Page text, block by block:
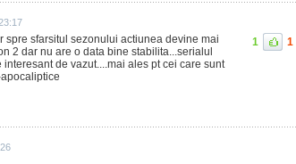
spre sfarsitul sezonului actiunea devine mai
2 dar nu are o data bine stabilita...serialul
de vazut....mai ales pt cei care sunt
1 1